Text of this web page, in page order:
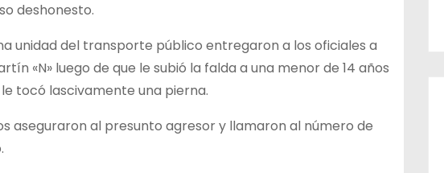
deshonesto.
unidad del transporte público entregaron a los oficiales a
«N» luego de que le subió la falda a una menor de 14 años
tocó lascivamente una pierna.
aseguraron al presunto agresor y llamaron al número de